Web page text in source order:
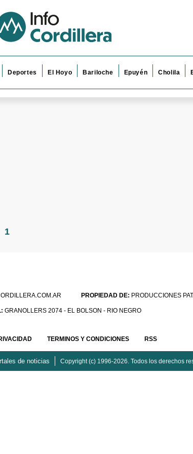
Deportes El Hoyo Bariloche Epuyén Cholila
1
PROPIEDAD DE: PRODUCCIONES
GRANOLLERS 2074 - EL BOLSON - RIO NEGRO
TERMINOS Y CONDICIONES RSS
de noticias Copyright (c) 1996-2026. Todos los derechos